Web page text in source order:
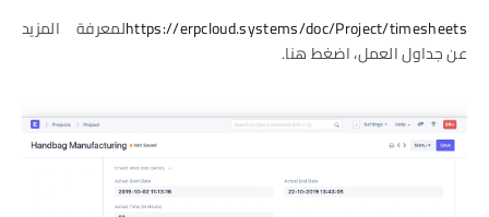
https://erpcloud.systems/doc/Project/timesheetsلمعرفة المزيد
عن جداول العمل، اضغط هنا.